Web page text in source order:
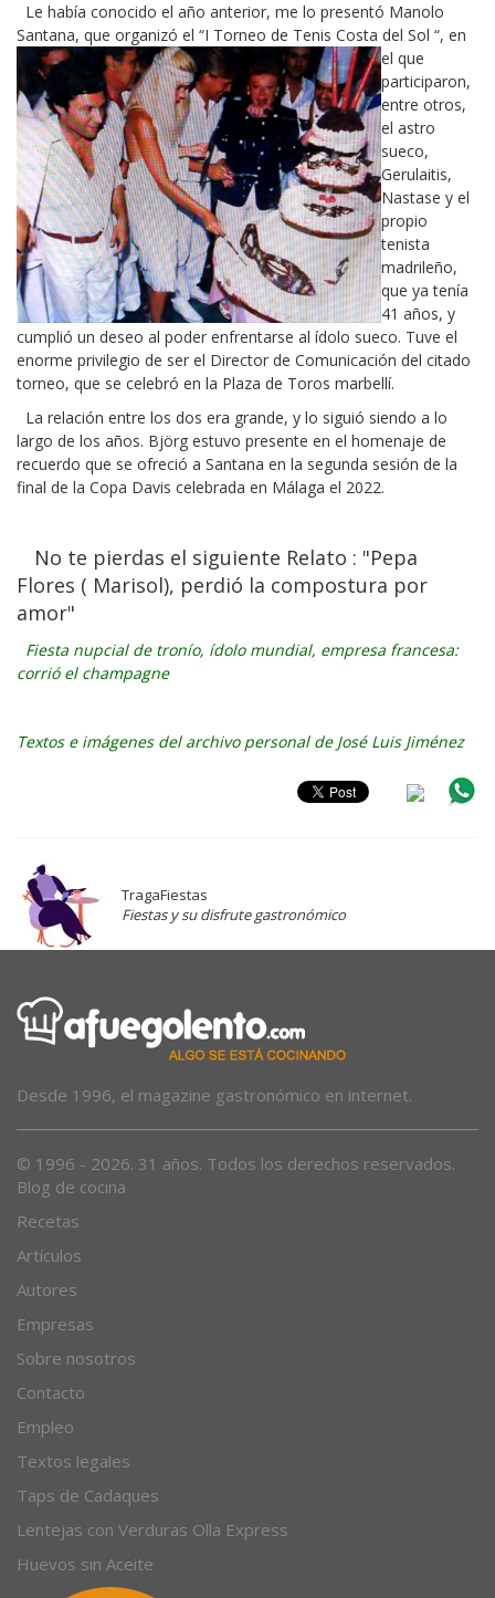
Le había conocido el año anterior, me lo presentó Manolo
Santana, que organizó el “I Torneo de Tenis Costa del Sol “, en
el que
participaron,
entre otros,
el astro
sueco,
Gerulaitis,
Nastase y el
propio
tenista
madrileño,
que ya tenía
41 años, y
cumplió un deseo al poder enfrentarse al ídolo sueco. Tuve el
enorme privilegio de ser el Director de Comunicación del citado
torneo, que se celebró en la Plaza de Toros marbellí.
La relación entre los dos era grande, y lo siguió siendo a lo
largo de los años. Björg estuvo presente en el homenaje de
recuerdo que se ofreció a Santana en la segunda sesión de la
final de la Copa Davis celebrada en Málaga el 2022.
No te pierdas el siguiente Relato : "Pepa
Flores ( Marisol), perdió la compostura por
amor"
Fiesta nupcial de tronío, ídolo mundial, empresa francesa:
corrió el champagne
Textos e imágenes del archivo personal de José Luis Jiménez
TragaFiestas
Fiestas y su disfrute gastronómico
Desde 1996, el magazine gastronómico en internet.
© 1996 - 2026. 31 años. Todos los derechos reservados.
Blog de cocina
Recetas
Artículos
Autores
Empresas
Sobre nosotros
Contacto
Empleo
Textos legales
Taps de Cadaques
Lentejas con Verduras Olla Express
Huevos sin Aceite